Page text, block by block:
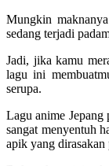
Mungkin
sedang terjadi
Jadi, jika kamu
lagu ini
serupa.
Lagu anime
sangat menyentuh
apik yang dirasakan